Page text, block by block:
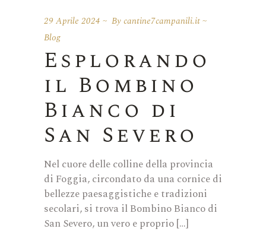
29 Aprile 2024 Bycantine7campanili.it
Blog
Esplorando
il Bombino
Bianco di
San Severo
Nel cuore delle colline della provincia
di Foggia, circondato da una cornice di
bellezze paesaggistiche e tradizioni
secolari, si trova il Bombino Bianco di
San Severo, un vero e proprio […]